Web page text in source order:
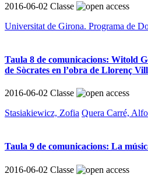
2016-06-02 Classe
Universitat de Girona. Programa de
Taula 8 de comunicacions: Witold
de Sòcrates en l’obra de Llorenç
2016-06-02 Classe
Stasiakiewicz, Zofia Quera Carré,
Taula 9 de comunicacions: La
2016-06-02 Classe